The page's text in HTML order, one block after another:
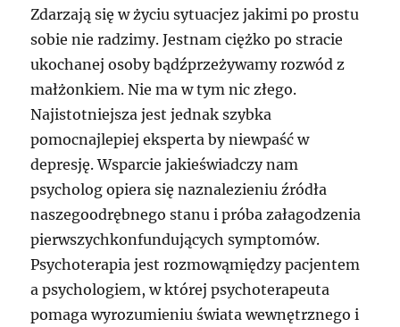
Zdarzają się w życiu sytuacjez jakimi po prostu
sobie nie radzimy. Jestnam ciężko po stracie
ukochanej osoby bądźprzeżywamy rozwód z
małżonkiem. Nie ma w tym nic złego.
Najistotniejsza jest jednak szybka
pomocnajlepiej eksperta by niewpaść w
depresję. Wsparcie jakieświadczy nam
psycholog opiera się naznalezieniu źródła
naszegoodrębnego stanu i próba załagodzenia
pierwszychkonfundujących symptomów.
Psychoterapia jest rozmowąmiędzy pacjentem
a psychologiem, w której psychoterapeuta
pomaga wyrozumieniu świata wewnętrznego i